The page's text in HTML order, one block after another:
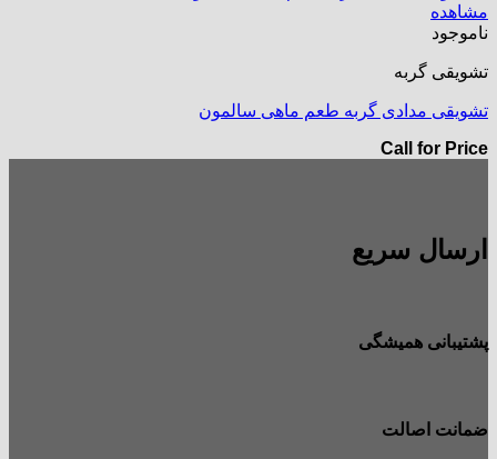
مشاهده
ناموجود
تشویقی گربه
تشویقی مدادی گربه طعم ماهی سالمون
Call for Price
ارسال سریع
پشتیبانی همیشگی
ضمانت اصالت